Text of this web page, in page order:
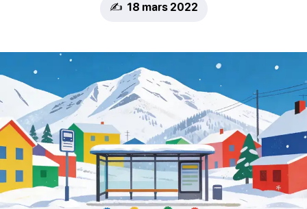
✍️ 18 mars 2022